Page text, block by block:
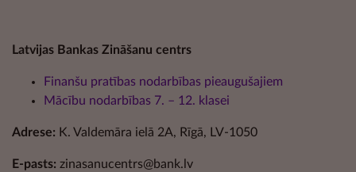
Latvijas Bankas Zināšanu centrs
Finanšu pratības nodarbības pieaugušajiem
Mācību nodarbības 7. – 12. klasei
Adrese: K. Valdemāra ielā 2A, Rīgā, LV-1050
E-pasts: zinasanucentrs@bank.lv